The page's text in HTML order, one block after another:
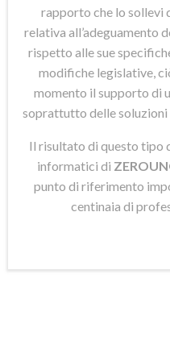
rapporto che lo sollevi
relativa all’adeguamento
rispetto alle sue
modifiche legislative,
momento il supporto di
soprattutto delle soluzioni
Il risultato di questo tipo
informatici di
punto di riferimento
centinaia di